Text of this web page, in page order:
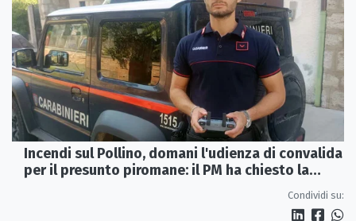
Incendi sul Pollino, domani l'udienza di convalida
per il presunto piromane: il PM ha chiesto la
Condividi su: